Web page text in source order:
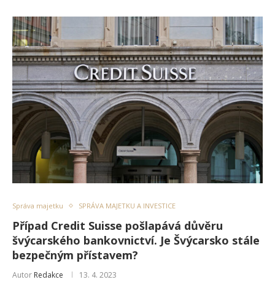
Správa majetku SPRÁVA MAJETKU A INVESTICE
Případ Credit Suisse pošlapává důvěru
švýcarského bankovnictví. Je Švýcarsko stále
bezpečným přístavem?
Autor Redakce 13. 4. 2023